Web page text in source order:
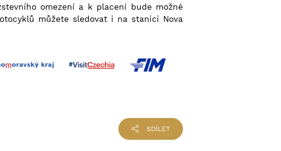
omezení a k placení bude možné
můžete sledovat i na stanici Nova
SDÍLET